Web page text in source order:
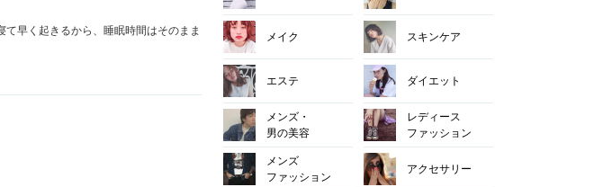
早く起きるから、睡眠時間はそのまま
メイク スキンケア
エステ ダイエット
メンズ・
男の美容
レディース
ファッション
メンズ
ファッション
アクセサリー